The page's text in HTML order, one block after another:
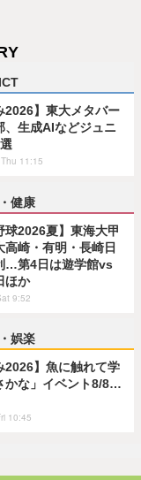
2026】東大メタバー
、生成AIなどジュニ
11:15
健康
球2026夏】東海大甲
高崎・有明・長崎日
…第4日は遊学館vs
ほか
9:52
娯楽
2026】魚に触れて学
かな」イベント8/8…
10:45